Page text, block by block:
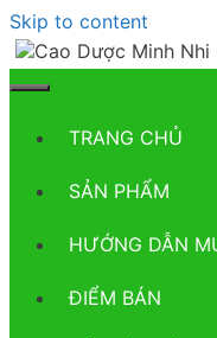
Skip to content
TRANG CHỦ
SẢN PHẨM
HƯỚNG DẪN
ĐIỂM BÁN